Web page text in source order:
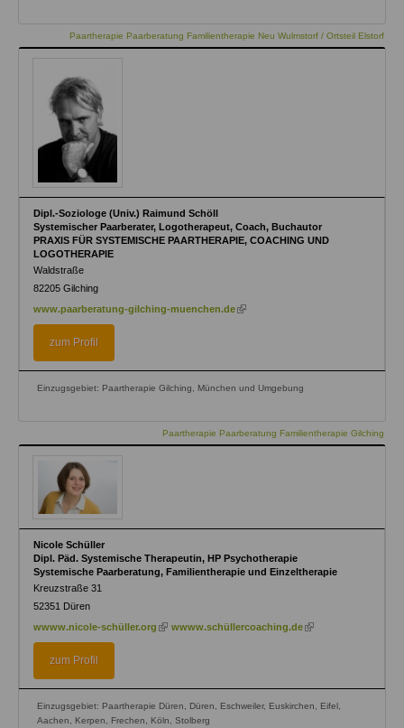
Paartherapie Paarberatung Familientherapie Neu Wulmstorf / Ortsteil Elstorf
Dipl.-Soziologe (Univ.) Raimund Schöll
Systemischer Paarberater, Logotherapeut, Coach, Buchautor
PRAXIS FÜR SYSTEMISCHE PAARTHERAPIE, COACHING UND
LOGOTHERAPIE
Waldstraße
82205 Gilching
www.paarberatung-gilching-muenchen.de (link
zum Profil
Einzugsgebiet: Paartherapie Gilching, München und Umgebung
Paartherapie Paarberatung Familientherapie Gilching
Nicole Schüller
Dipl. Päd. Systemische Therapeutin, HP Psychotherapie
Systemische Paarberatung, Familientherapie und Einzeltherapie
Kreuzstraße 31
52351 Düren
wwww.nicole-schüller.org (linkwwww.schüllercoaching.de (link
zum Profil
Einzugsgebiet: Paartherapie Düren, Düren, Eschweiler, Euskirchen, Eifel,
Aachen, Kerpen, Frechen, Köln, Stolberg